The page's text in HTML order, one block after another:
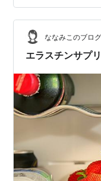
します。これによ
立ちやすくなりま
年齢とともに変化
移動したりします
ななみこのブログ
エラスチンサプ